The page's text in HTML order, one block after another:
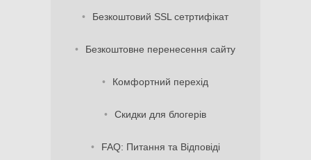
Безкоштовий SSL сетртифікат
Безкоштовне перенесення сайту
Комфортний перехід
Скидки для блогерів
FAQ: Питання та Відповіді